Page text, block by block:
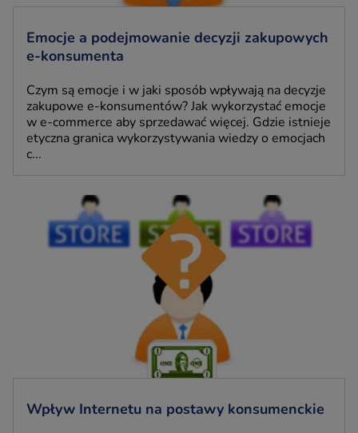
Emocje a podejmowanie decyzji zakupowych
e-konsumenta
Czym są emocje i w jaki sposób wpływają na decyzje
zakupowe e-konsumentów? Jak wykorzystać emocje
w e-commerce aby sprzedawać więcej. Gdzie istnieje
etyczna granica wykorzystywania wiedzy o emocjach
c...
Wpływ Internetu na postawy konsumenckie